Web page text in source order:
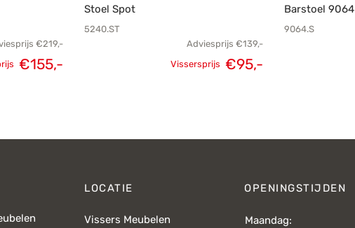
€219,-
€155,-
Stoel Spot
5240.ST
Adviesprijs €139,-
Oorspronkelijke
Vissersprijs €95,-
Barstoel 9064
9064.S
LOCATIE
Vissers Meubelen
OPENINGSTIJDEN
Maandag: